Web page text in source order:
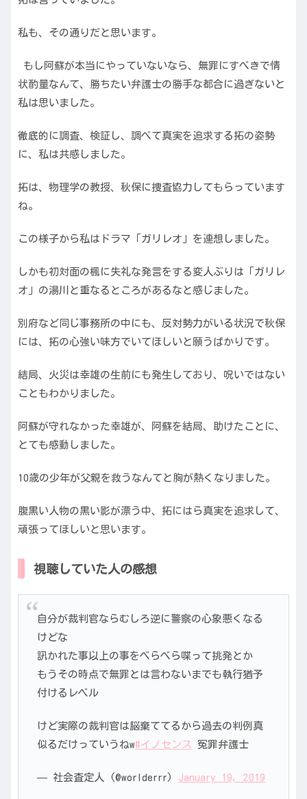
私も、その通りだと思います。
もし阿蘇が本当にやっていないなら、無罪にすべきで情
状酌量なんて、勝ちたい弁護士の勝手な都合に過ぎないと
私は思いました。
徹底的に調査、検証し、調べて真実を追求する拓の姿勢
に、私は共感しました。
拓は、物理学の教授、秋保に捜査協力してもらっています
ね。
この様子から私はドラマ「ガリレオ」を連想しました。
しかも初対面の楓に失礼な発言をする変人ぶりは「ガリレ
オ」の湯川と重なるところがあるなと感じました。
別府など同じ事務所の中にも、反対勢力がいる状況で秋保
には、拓の心強い味方でいてほしいと願うばかりです。
結局、火災は幸雄の生前にも発生しており、呪いではない
こともわかりました。
阿蘇が守れなかった幸雄が、阿蘇を結局、助けたことに、
とても感動しました。
10歳の少年が父親を救うなんてと胸が熱くなりました。
腹黒い人物の黒い影が漂う中、拓にはら真実を追求して、
頑張ってほしいと思います。
視聴していた人の感想
自分が裁判官ならむしろ逆に警察の心象悪くなる
けどな
訊かれた事以上の事をべらべら喋って挑発とか
もうその時点で無罪とは言わないまでも執行猶予
付けるレベル
けど実際の裁判官は脳棄ててるから過去の判例真
似るだけっていうねw#イノセンス 冤罪弁護士
— 社会査定人 (@worlderrr) January 19, 2019